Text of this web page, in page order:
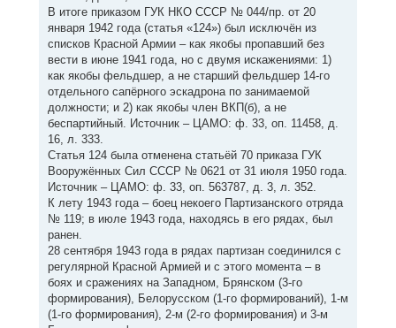
В итоге приказом ГУК НКО СССР № 044/пр. от 20
января 1942 года (статья «124») был исключён из
списков Красной Армии – как якобы пропавший без
вести в июне 1941 года, но с двумя искажениями: 1)
как якобы фельдшер, а не старший фельдшер 14-го
отдельного сапёрного эскадрона по занимаемой
должности; и 2) как якобы член ВКП(б), а не
беспартийный. Источник – ЦАМО: ф. 33, оп. 11458, д.
16, л. 333.
Статья 124 была отменена статьёй 70 приказа ГУК
Вооружённых Сил СССР № 0621 от 31 июля 1950 года.
Источник – ЦАМО: ф. 33, оп. 563787, д. 3, л. 352.
К лету 1943 года – боец некоего Партизанского отряда
№ 119; в июле 1943 года, находясь в его рядах, был
ранен.
28 сентября 1943 года в рядах партизан соединился с
регулярной Красной Армией и с этого момента – в
боях и сражениях на Западном, Брянском (3-го
формирования), Белорусском (1-го формирований), 1-м
(1-го формирования), 2-м (2-го формирования) и 3-м